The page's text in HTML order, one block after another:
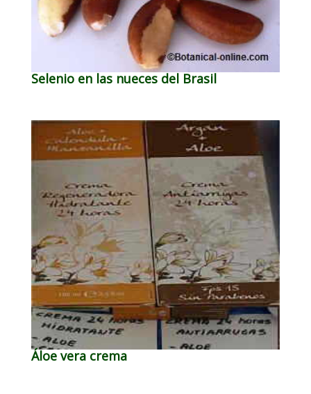
Selenio en las nueces del Brasil
Áloe vera crema